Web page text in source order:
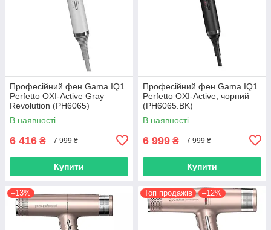
Професійний фен Gama IQ1
Perfetto OXI-Active Gray
Revolution (PH6065)
В наявності
6 416 ₴ 7 999 ₴
Купити
Професійний фен Gama IQ1
Perfetto OXI-Active, чорний
(PH6065.BK)
В наявності
6 999 ₴ 7 999 ₴
Купити
–13% Топ продажів –12%